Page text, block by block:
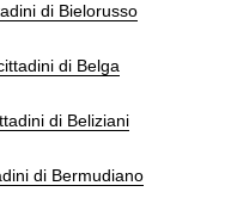
di Bielorusso
di Belga
di Beliziani
di Bermudiano